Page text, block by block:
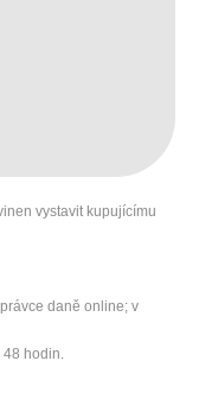
vystavit kupujícímu
daně online; v
48 hodin.